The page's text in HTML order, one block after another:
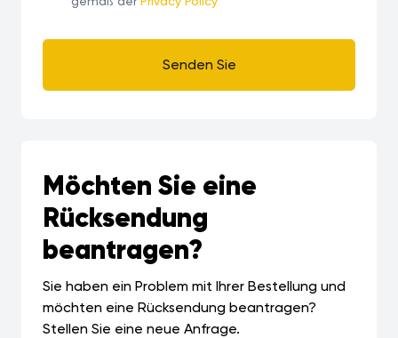
Senden Sie
Möchten Sie eine
Rücksendung
beantragen?
Sie haben ein Problem mit Ihrer Bestellung und
möchten eine Rücksendung beantragen?
Stellen Sie eine neue Anfrage.